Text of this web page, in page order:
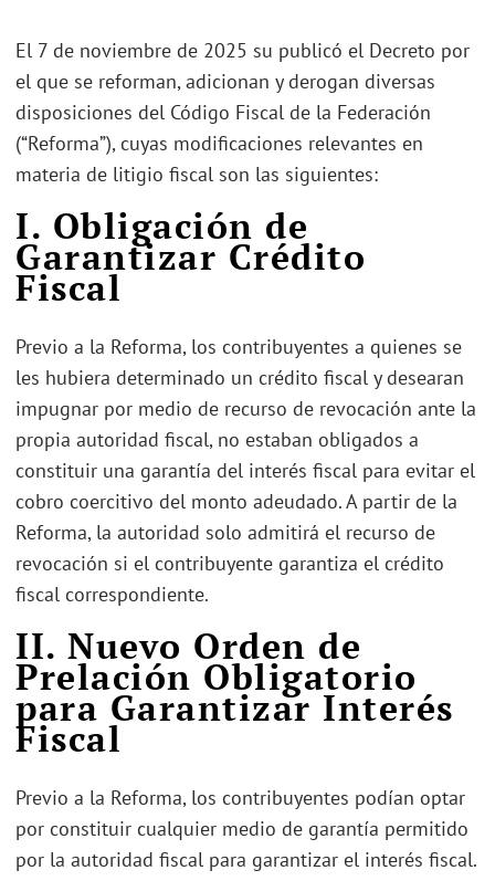
El 7 de noviembre de 2025 su publicó el Decreto por
el que se reforman, adicionan y derogan diversas
disposiciones del Código Fiscal de la Federación
(“Reforma”), cuyas modificaciones relevantes en
materia de litigio fiscal son las siguientes:
I. Obligación de
Garantizar Crédito
Fiscal
Previo a la Reforma, los contribuyentes a quienes se
les hubiera determinado un crédito fiscal y desearan
impugnar por medio de recurso de revocación ante la
propia autoridad fiscal, no estaban obligados a
constituir una garantía del interés fiscal para evitar el
cobro coercitivo del monto adeudado. A partir de la
Reforma, la autoridad solo admitirá el recurso de
revocación si el contribuyente garantiza el crédito
fiscal correspondiente.
II. Nuevo Orden de
Prelación Obligatorio
para Garantizar Interés
Fiscal
Previo a la Reforma, los contribuyentes podían optar
por constituir cualquier medio de garantía permitido
por la autoridad fiscal para garantizar el interés fiscal.